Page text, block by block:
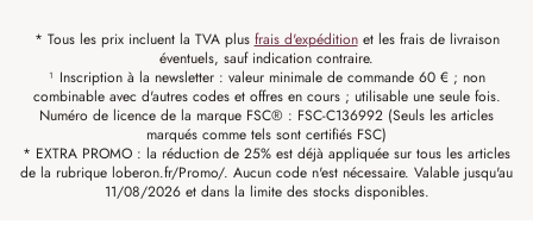
* Tous les prix incluent la TVA plus frais d'expéditionet les frais de livraison
éventuels, sauf indication contraire.
¹ Inscription à la newsletter : valeur minimale de commande 60 € ; non
combinable avec d'autres codes et offres en cours ; utilisable une seule fois.
Numéro de licence de la marque FSC® : FSC-C136992 (Seuls les articles
marqués comme tels sont certifiés FSC)
* EXTRA PROMO : la réduction de 25% est déjà appliquée sur tous les articles
de la rubrique loberon.fr/Promo/. Aucun code n'est nécessaire. Valable jusqu'au
11/08/2026 et dans la limite des stocks disponibles.